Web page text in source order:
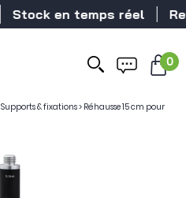
Stock en temps réel
0
Supports & fixations> Réhausse 15 cm pour